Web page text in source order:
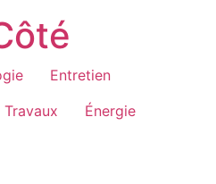
Entretien
Travaux
Énergie